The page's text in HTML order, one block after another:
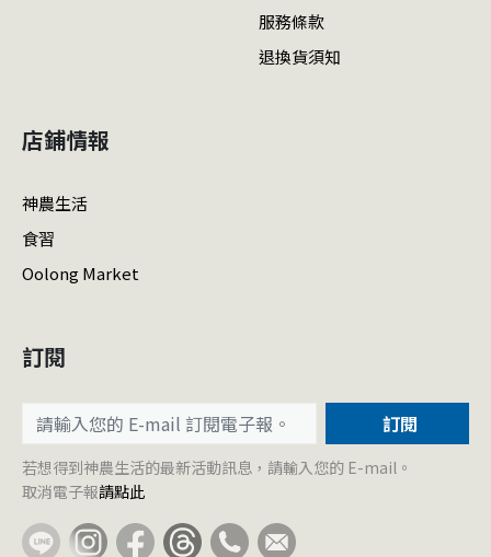
服務條款
退換貨須知
店鋪情報
神農生活
食習
Oolong Market
訂閱
訂閱
若想得到神農生活的最新活動訊息，請輸入您的 E-mail。
取消電子報請點此